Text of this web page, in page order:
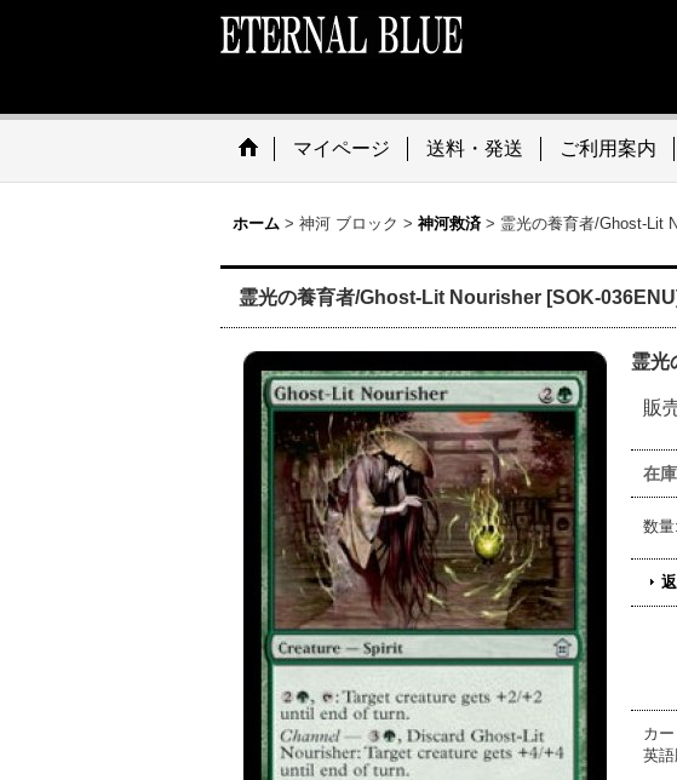
マイページ 送料・発送 ご利用案内
ホーム > 神河 ブロック > 神河救済 > 霊光の養育者/Ghost-Lit
霊光の養育者/Ghost-Lit Nourisher [SOK-
霊光
販
在
数量:
カ
英語